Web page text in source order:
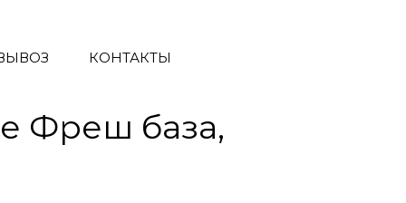
КОНТАКТЫ
Фреш база,